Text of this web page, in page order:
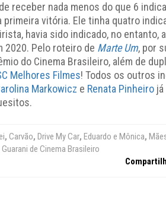
receber nada menos do que 6
primeira vitória. Ele tinha quatro
havia sido indicado, no entanto,
2020. Pelo roteiro de Marte Um, por
do Cinema Brasileiro, além de
Melhores Filmes! Todos os outros
Markowicz e Renata Pinheiro
, Carvão, Drive My Car, Eduardo e Mônica,
Guarani de Cinema Brasileiro